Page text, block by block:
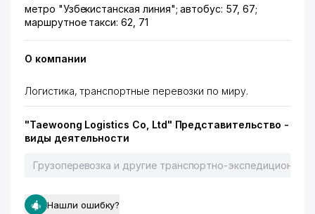
метро "Узбекистанская линия"; автобус: 57, 67;
маршрутное такси: 62, 71
О компании
Логистика, транспортные перевозки по миру.
"Taewoong Logistics Co, Ltd" Представительство -
виды деятельности
Грузоперевозка и другие транспортно-экспедиционные
Нашли ошибку?